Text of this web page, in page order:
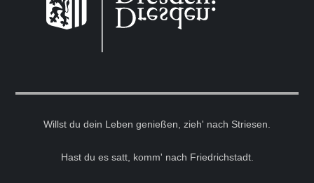
Willst du dein Leben genießen, zieh' nach Striesen.
Hast du es satt, komm' nach Friedrichstadt.